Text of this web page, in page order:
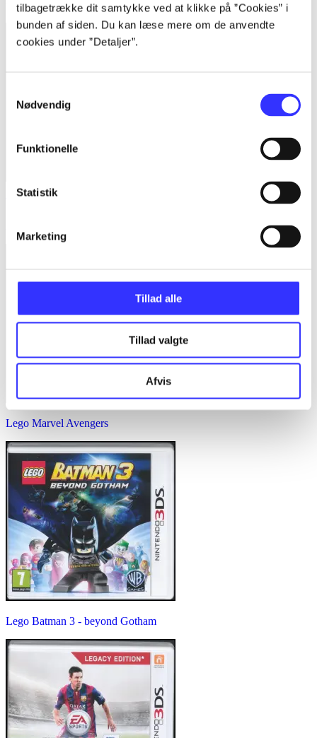
tilbagetrække dit samtykke ved at klikke på ”Cookies” i
bunden af siden. Du kan læse mere om de anvendte
cookies under ”Detaljer”.
Nødvendig
Funktionelle
Statistik
Marketing
Tillad alle
Tillad valgte
Afvis
Lego Marvel Avengers
Lego Batman 3 - beyond Gotham